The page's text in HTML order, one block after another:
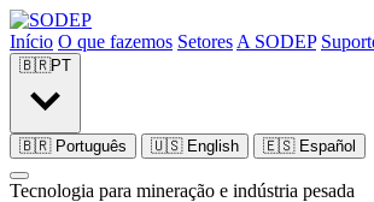
Início O que fazemos Setores A SODEP
🇧🇷PT
🇧🇷Português 🇺🇸English 🇪🇸Español
Tecnologia para mineração e indústria pesada